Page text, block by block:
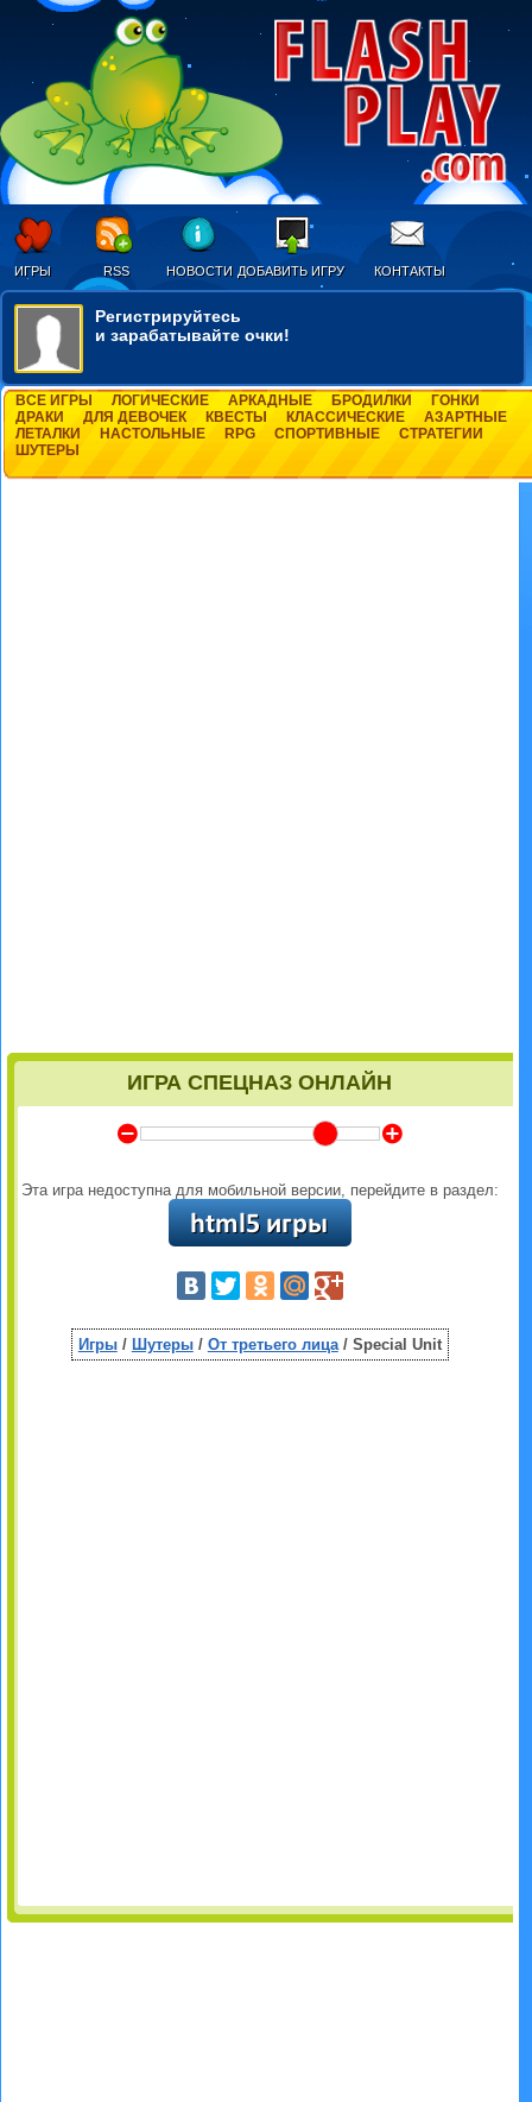
ИГРЫ RSS НОВОСТИ ДОБАВИТЬ ИГРУ КОНТАКТЫ
Регистрируйтесь
и зарабатывайте очки!
ВСЕ ИГРЫ ЛОГИЧЕСКИЕ АРКАДНЫЕ БРОДИЛКИ
ГОНКИ
ДРАКИ
ДЛЯ ДЕВОЧЕК КВЕСТЫ КЛАССИЧЕСКИЕ
АЗАРТНЫЕ
ЛЕТАЛКИ
НАСТОЛЬНЫЕ RPG СПОРТИВНЫЕ
СТРАТЕГИИ
ШУТЕРЫ
ИГРА СПЕЦНАЗ ОНЛАЙН
Y Z
Эта игра недоступна для мобильной версии, перейдите в раздел:
Игры/ Шутеры/ От третьего лица/ Special Unit